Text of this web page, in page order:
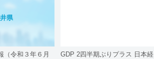
県
（令和３年６月
GDP 2四半期ぶりプラス 日本経